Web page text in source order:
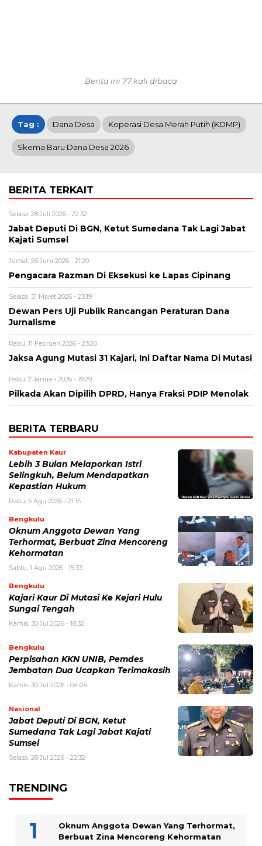
Berita ini 77 kali dibaca
Tag : Dana Desa Koperasi Desa Merah Putih (KDMP)
Skema Baru Dana Desa 2026
BERITA TERKAIT
Selasa, 28 Juli 2026 - 22:32
Jabat Deputi Di BGN, Ketut Sumedana Tak Lagi Jabat
Kajati Sumsel
Jumat, 26 Juni 2026 - 21:20
Pengacara Razman Di Eksekusi ke Lapas Cipinang
Selasa, 31 Maret 2026 - 23:19
Dewan Pers Uji Publik Rancangan Peraturan Dana
Jurnalisme
Rabu, 11 Februari 2026 - 23:20
Jaksa Agung Mutasi 31 Kajari, Ini Daftar Nama Di Mutasi
Rabu, 7 Januari 2026 - 19:29
Pilkada Akan Dipilih DPRD, Hanya Fraksi PDIP Menolak
BERITA TERBARU
Kabupaten Kaur
Lebih 3 Bulan Melaporkan Istri
Selingkuh, Belum Mendapatkan
Kepastian Hukum
Rabu, 5 Agu 2026 - 21:15
Bengkulu
Oknum Anggota Dewan Yang
Terhormat, Berbuat Zina Mencoreng
Kehormatan
Sabtu, 1 Agu 2026 - 15:33
Bengkulu
Kajari Kaur Di Mutasi Ke Kejari Hulu
Sungai Tengah
Kamis, 30 Jul 2026 - 18:32
Bengkulu
Perpisahan KKN UNIB, Pemdes
Jembatan Dua Ucapkan Terimakasih
Kamis, 30 Jul 2026 - 04:04
Nasional
Jabat Deputi Di BGN, Ketut
Sumedana Tak Lagi Jabat Kajati
Sumsel
Selasa, 28 Jul 2026 - 22:32
TRENDING
Oknum Anggota Dewan Yang Terhormat,
Berbuat Zina Mencoreng Kehormatan